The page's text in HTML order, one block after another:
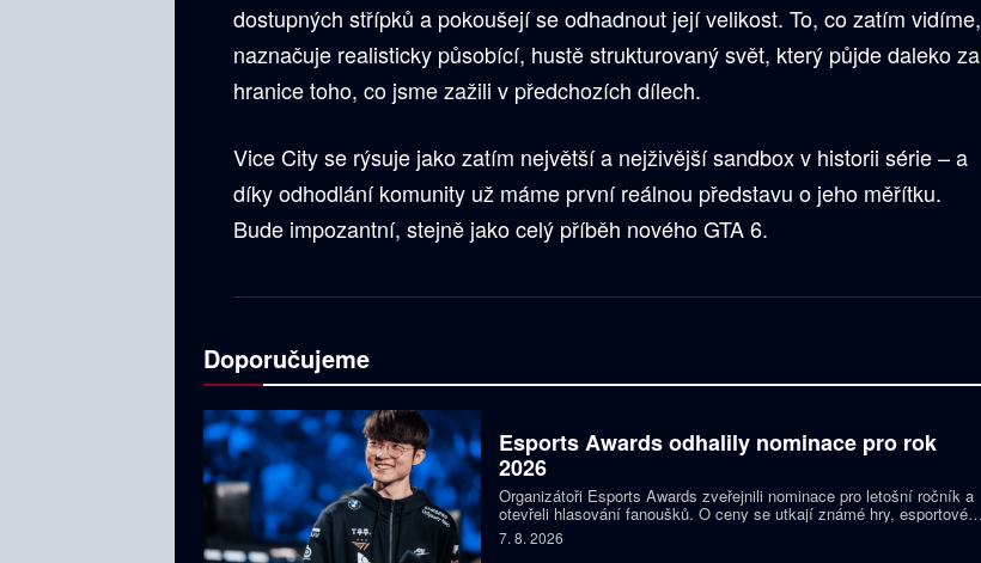
dostupných střípků a pokoušejí se odhadnout její velikost. To, co zatím vidíme,
naznačuje realisticky působící, hustě strukturovaný svět, který půjde daleko za
hranice toho, co jsme zažili v předchozích dílech.
Vice City se rýsuje jako zatím největší a nejživější sandbox v historii série – a
díky odhodlání komunity už máme první reálnou představu o jeho měřítku.
Bude impozantní, stejně jako celý příběh nového GTA 6.
Doporučujeme
Esports Awards odhalily nominace pro rok
2026
Organizátoři Esports Awards zveřejnili nominace pro letošní ročník a
otevřeli hlasování fanoušků. O ceny se utkají známé hry, esportové
týmy, streameři i další osobnosti scény. Mezi nominovanými nechybějí
Faker, Jynxzi, Kai Cenat nebo IShowSpeed.
7. 8. 2026